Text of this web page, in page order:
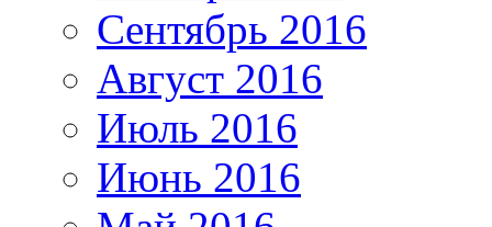
Сентябрь 2016
Август 2016
Июль 2016
Июнь 2016